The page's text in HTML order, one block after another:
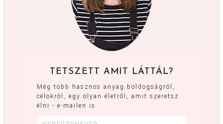
TETSZETT AMIT LÁTTÁL?
Még több hasznos anyag boldogságról,
célokról, egy olyan életről, amit szeretsz
élni - e-mailen is.